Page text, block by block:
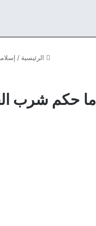
الرئيسية /
ما حكم شرب